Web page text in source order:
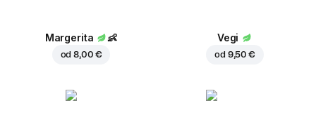
Margerita 👶
od8,00 €
Vegi
od 9,50 €